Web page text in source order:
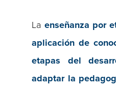
La enseñanza por
aplicación de
etapas del
adaptar la